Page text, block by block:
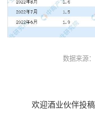
数据来源
欢迎酒业伙伴投